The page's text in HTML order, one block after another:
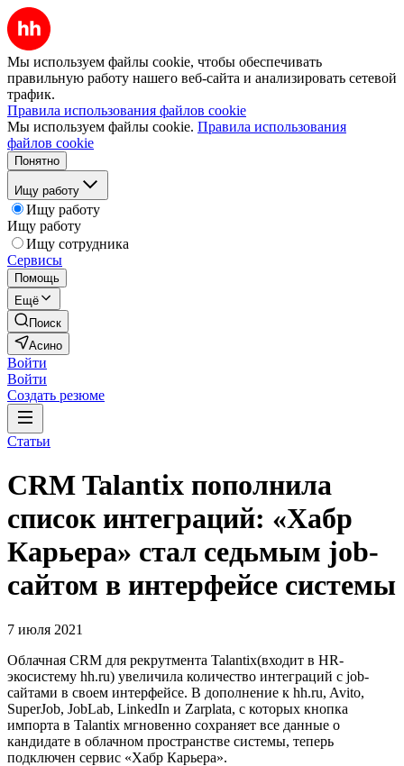
Мы используем файлы cookie, чтобы обеспечивать
правильную работу нашего веб-сайта и анализировать сетевой
трафик.
Правила использования файлов cookie
Мы используем файлы cookie. Правила использования
файлов cookie
Понятно
Ищу работу
Ищу работу
Ищу работу
Ищу сотрудника
Сервисы
Помощь
Ещё
Поиск
Асино
Войти
Войти
Создать резюме
Статьи
CRM Talantix пополнила
список интеграций: «Хабр
Карьера» стал седьмым job-
сайтом в интерфейсе системы
7 июля 2021
Облачная CRM для рекрутмента Talantix(входит в HR-
экосистему hh.ru) увеличила количество интеграций с job-
сайтами в своем интерфейсе. В дополнение к hh.ru, Avito,
SuperJob, JobLab, LinkedIn и Zarplata, с которых кнопка
импорта в Talantix мгновенно сохраняет все данные о
кандидате в облачном пространстве системы, теперь
подключен сервис «Хабр Карьера».